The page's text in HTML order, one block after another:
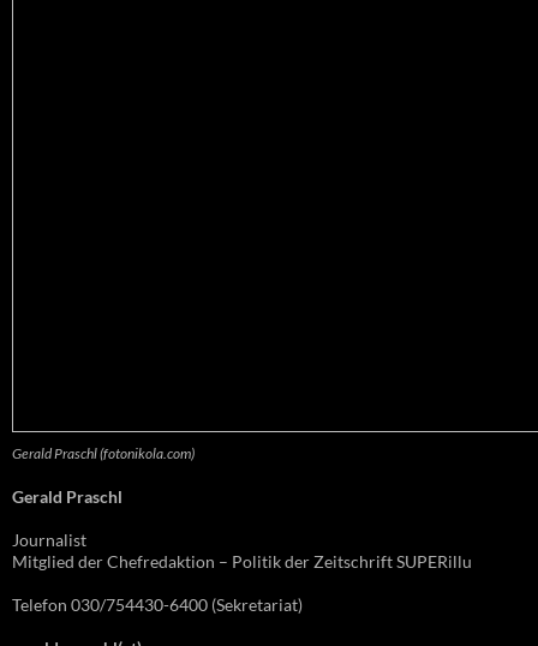
Gerald Praschl (fotonikola.com)
Gerald Praschl
Journalist
Mitglied der Chefredaktion – Politik der Zeitschrift SUPERillu
Telefon 030/754430-6400 (Sekretariat)